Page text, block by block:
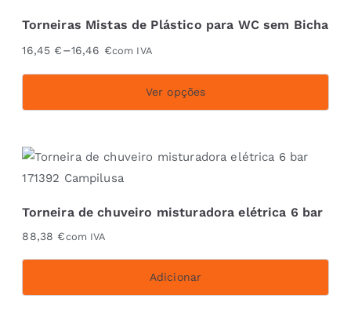
Torneiras Mistas de Plástico para WC sem Bicha
16,45 €–16,46 €com IVA
Ver opções
has
multiple
variants.
be
Torneira de chuveiro misturadora elétrica 6 bar
88,38 €com IVA
Adicionar